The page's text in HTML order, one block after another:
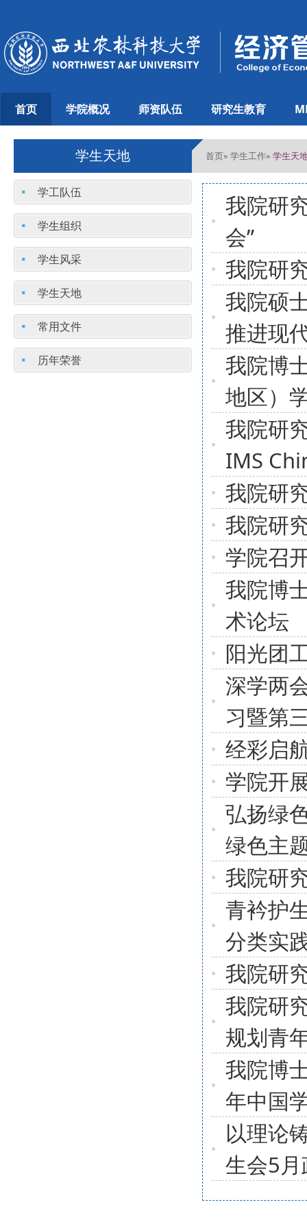
首页 学院概况 师资队伍 研究生教育
学生天地 首页» 学生工作» 学生天
学工队伍
学生组织
学生风采
学生天地
常用文件
历年荣誉
我院研
会”
我院研
我院硕
推进现
我院博
地区）
我院研
IMS
我院研
我院研
学院召
我院博
术论坛
阳光团
深学两
习暨第
经彩启
学院开
弘扬绿
绿色主
我院研
青衿护
分类实
我院研
我院研
规划青
我院博
年中国
以理论
生会5